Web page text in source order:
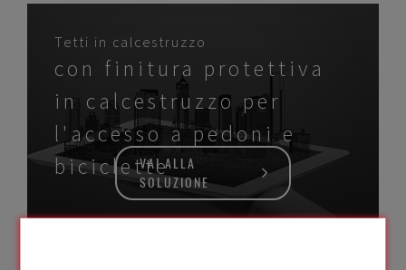
Tetti in calcestruzzo
con finitura protettiva
in calcestruzzo per
l'accesso a pedoni e
biciclette
VAI ALLA
SOLUZIONE